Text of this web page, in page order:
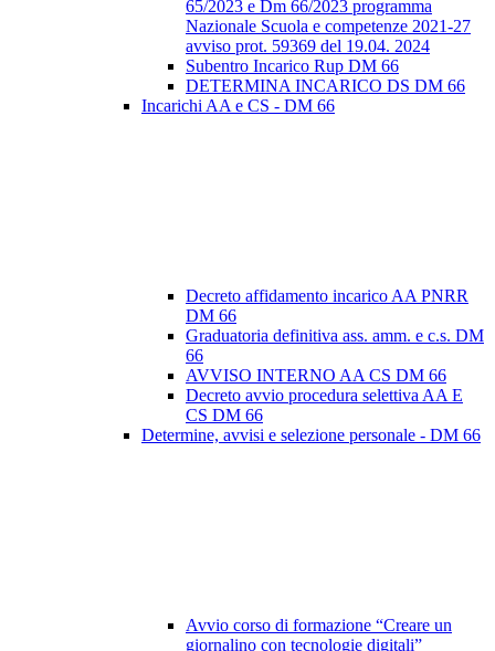
65/2023 e Dm 66/2023 programma
Nazionale Scuola e competenze 2021-27
avviso prot. 59369 del 19.04. 2024
Subentro Incarico Rup DM 66
DETERMINA INCARICO DS DM 66
Incarichi AA e CS - DM 66
Decreto affidamento incarico AA PNRR
DM 66
Graduatoria definitiva ass. amm. e c.s. DM
66
AVVISO INTERNO AA CS DM 66
Decreto avvio procedura selettiva AA E
CS DM 66
Determine, avvisi e selezione personale - DM 66
Avvio corso di formazione “Creare un
giornalino con tecnologie digitali”